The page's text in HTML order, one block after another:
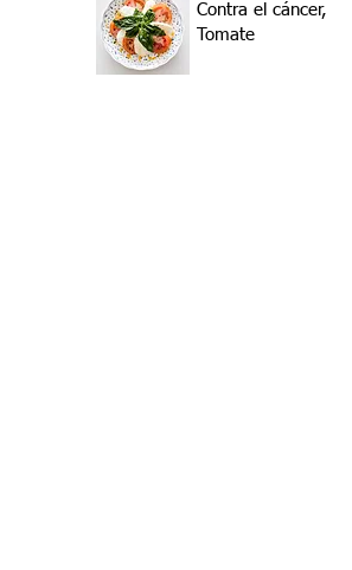
Contra el cáncer,
Tomate